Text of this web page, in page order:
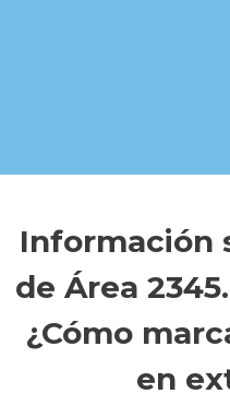
Información
de Área
¿Cómo
en